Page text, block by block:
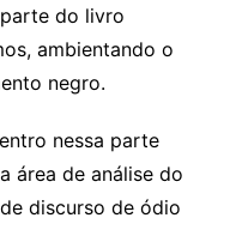
do livro
ambientando o
negro.
nessa parte
área de análise do
discurso de ódio